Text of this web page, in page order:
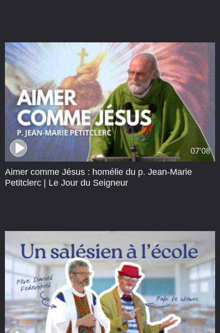
07'08
Aimer comme Jésus : homélie du p. Jean-Marie
Petitclerc | Le Jour du Seigneur